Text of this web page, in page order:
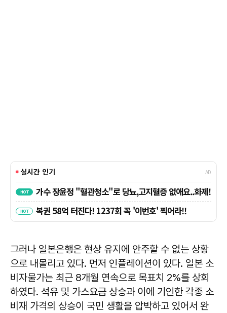
그러나 일본은행은 현상 유지에 안주할 수 없는 상황
으로 내몰리고 있다. 먼저 인플레이션이 있다. 일본 소
비자물가는 최근 8개월 연속으로 목표치 2%를 상회
하였다. 석유 및 가스요금 상승과 이에 기인한 각종 소
비재 가격의 상승이 국민 생활을 압박하고 있어서 완